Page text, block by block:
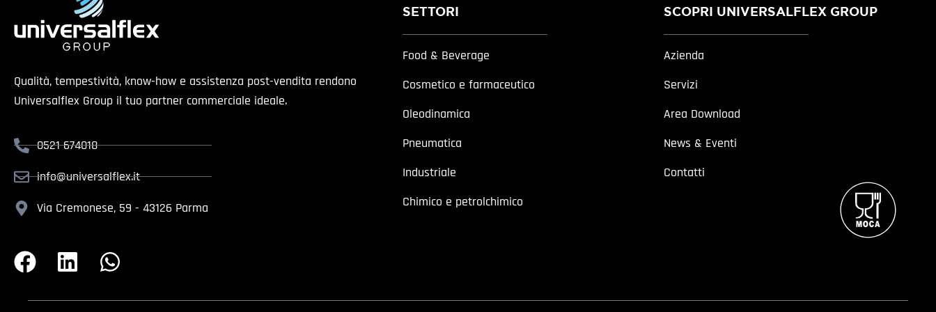
Qualità, tempestività, know-how e assistenza post-vendita rendono
Universalflex Group il tuo partner commerciale ideale.
0521 674018
info@universalflex.it
Via Cremonese, 59 - 43126 Parma
SETTORI
Food & Beverage
Cosmetico e farmaceutico
Oleodinamica
Pneumatica
Industriale
Chimico e petrolchimico
SCOPRI UNIVERSALFLEX GROUP
Azienda
Servizi
Area Download
News & Eventi
Contatti